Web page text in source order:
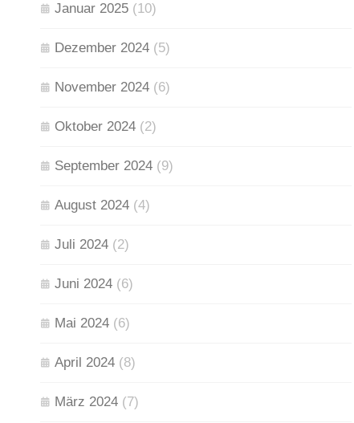
Januar 2025 (10)
Dezember 2024 (5)
November 2024 (6)
Oktober 2024 (2)
September 2024 (9)
August 2024 (4)
Juli 2024 (2)
Juni 2024 (6)
Mai 2024 (6)
April 2024 (8)
März 2024 (7)